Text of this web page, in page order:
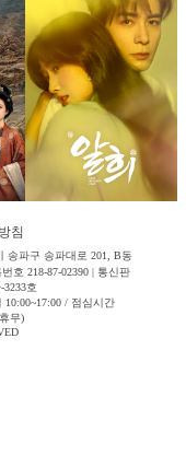
침
송파구 송파대로 201, B동
호 218-87-02390 | 통신판
호
10:00~17:00 / 점심시간
무)